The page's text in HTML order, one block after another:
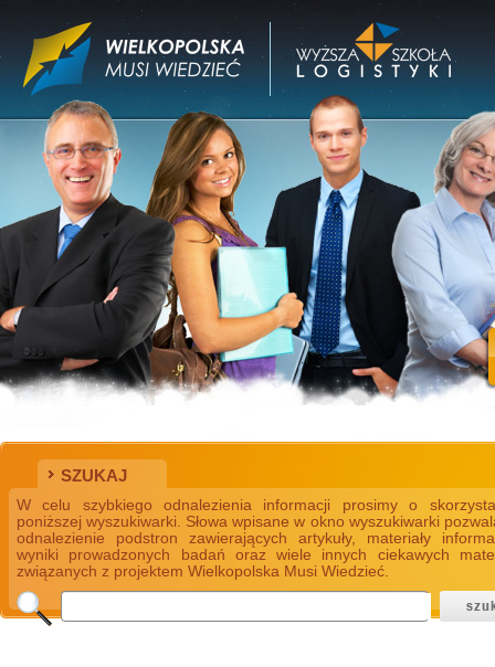
SZUKAJ
W celu szybkiego odnalezienia informacji prosimy o
poniższej wyszukiwarki. Słowa wpisane w okno wyszukiwarki
odnalezienie podstron zawierających artykuły, materiały
wyniki prowadzonych badań oraz wiele innych ciekawych
związanych z projektem Wielkopolska Musi Wiedzieć.